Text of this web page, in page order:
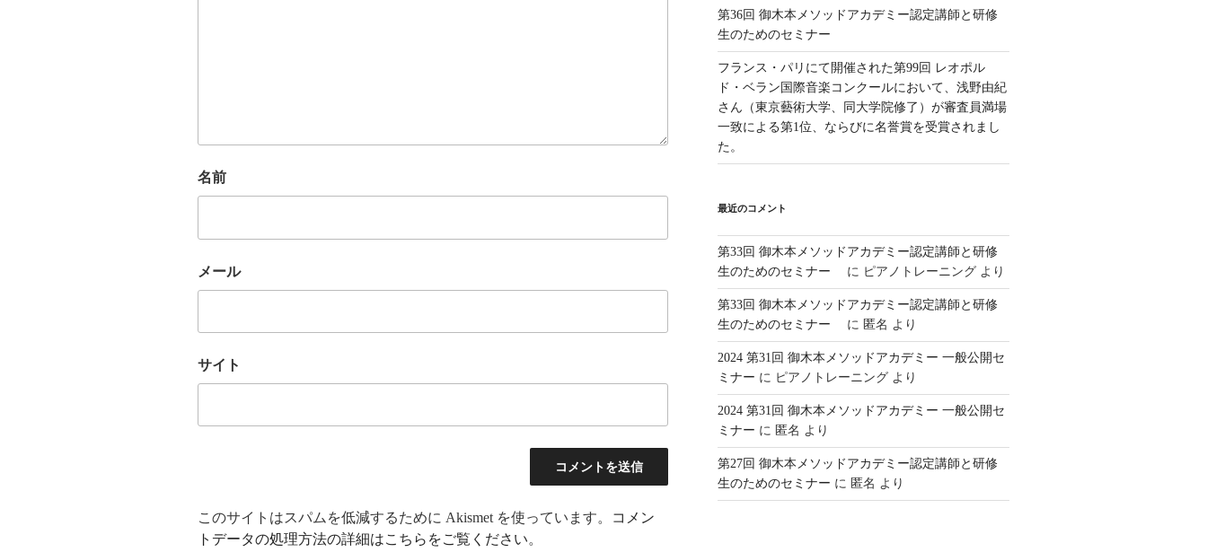
名前
メール
サイト
このサイトはスパムを低減するために Akismet を使っています。
コメン
トデータの処理方法の詳細はこちらをご覧ください。
第36回 御木本メソッドアカデミー認定講師と研修
生のためのセミナー
フランス・パリにて開催された第99回 レオポル
ド・ベラン国際音楽コンクールにおいて、浅野由紀
さん（東京藝術大学、同大学院修了）が審査員満場
一致による第1位、ならびに名誉賞を受賞されまし
た。
最近のコメント
第33回 御木本メソッドアカデミー認定講師と研修
生のためのセミナー
に ピアノトレーニングより
第33回 御木本メソッドアカデミー認定講師と研修
生のためのセミナー
に 匿名 より
2024 第31回 御木本メソッドアカデミー 一般公開セ
ミナー に ピアノトレーニングより
2024 第31回 御木本メソッドアカデミー 一般公開セ
ミナー に 匿名 より
第27回 御木本メソッドアカデミー認定講師と研修
生のためのセミナー に 匿名 より